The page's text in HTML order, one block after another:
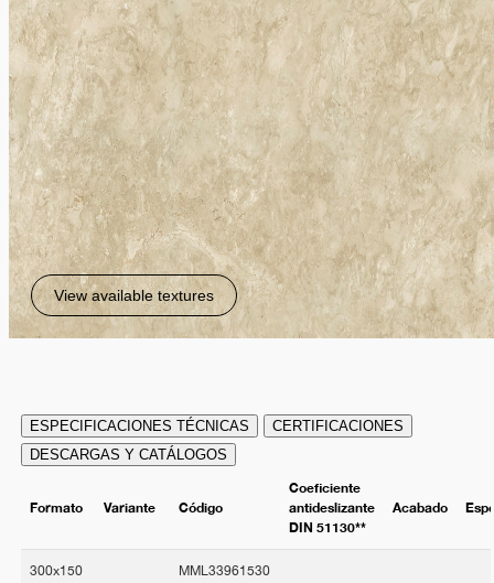
View available textures
ESPECIFICACIONES TÉCNICAS
CERTIFICACIONES
DESCARGAS Y CATÁLOGOS
Formato Variante Código
Coeficiente
antideslizante
DIN 51130**
Acabado
300x150
MML33961530